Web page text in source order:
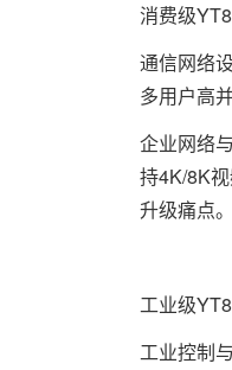
消费级
通信网络
多用户高
企业网络
持4K/8K
升级痛点。
工业级
工业控制